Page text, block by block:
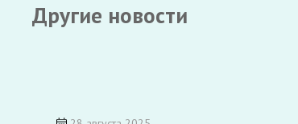
Другие новости